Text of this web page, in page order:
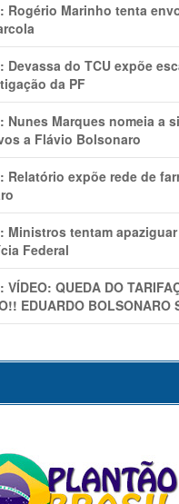
Rogério Marinho tenta
Devassa do TCU expõe
da PF
Nunes Marques nomeia a
a Flávio Bolsonaro
Relatório expõe rede de
Ministros tentam
Federal
VÍDEO: QUEDA DO
EDUARDO BOLSONARO